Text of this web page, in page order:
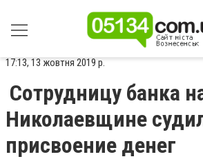
17:13, 13 жовтня 2019 р.
Сотрудницу банка
Николаевщине
присвоение денег